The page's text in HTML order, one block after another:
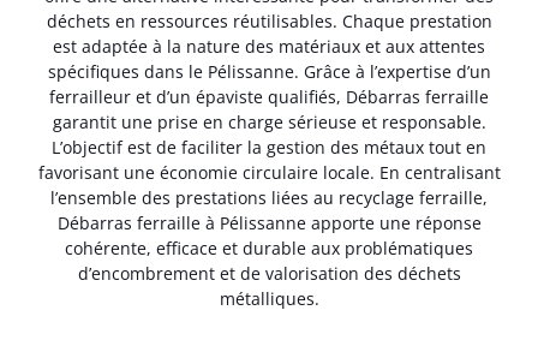
déchets en ressources réutilisables. Chaque prestation
est adaptée à la nature des matériaux et aux attentes
spécifiques dans le Pélissanne. Grâce à l’expertise d’un
ferrailleur et d’un épaviste qualifiés, Débarras ferraille
garantit une prise en charge sérieuse et responsable.
L’objectif est de faciliter la gestion des métaux tout en
favorisant une économie circulaire locale. En centralisant
l’ensemble des prestations liées au recyclage ferraille,
Débarras ferraille à Pélissanne apporte une réponse
cohérente, efficace et durable aux problématiques
d’encombrement et de valorisation des déchets
métalliques.